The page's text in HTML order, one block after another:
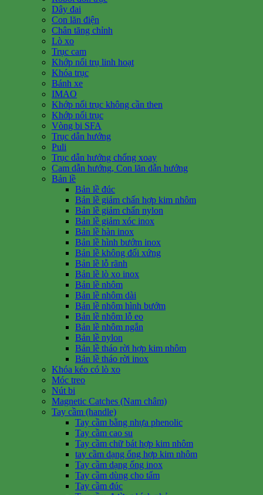
Dây đai
Con lăn điện
Chân tăng chỉnh
Lò xo
Trục cam
Khớp nối trụ linh hoạt
Khóa trục
Bánh xe
IMAO
Khớp nối trục không cần then
Khớp nối trục
Vòng bi SFA
Trục dẫn hướng
Puli
Trục dẫn hướng chống xoay
Cam dẫn hướng, Con lăn dẫn hướng
Bản lề
Bản lề đúc
Bản lề giảm chấn hợp kim nhôm
Bản lề giảm chấn nylon
Bản lề giảm xóc inox
Bản lề hàn inox
Bản lề hình bướm inox
Bản lề không đối xứng
Bản lề lỗ rãnh
Bản lề lò xo inox
Bản lề nhôm
Bản lề nhôm dài
Bản lề nhôm hình bướm
Bản lề nhôm lỗ eo
Bản lề nhôm ngắn
Bản lề nylon
Bản lề tháo rời hợp kim nhôm
Bản lề tháo rời inox
Khóa kéo có lò xo
Móc treo
Nút bi
Magnetic Catches (Nam châm)
Tay cầm (handle)
Tay cầm bằng nhựa phenolic
Tay cầm cao su
Tay cầm chữ bát hợp kim nhôm
tay cầm dạng ống hợp kim nhôm
Tay cầm dạng ống inox
Tay cầm dùng cho tấm
Tay cầm đúc